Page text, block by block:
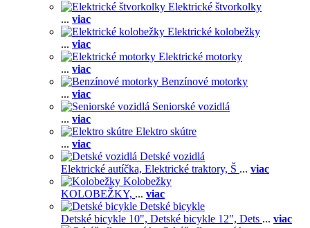
Elektrické štvorkolky
... viac
Elektrické kolobežky
... viac
Elektrické motorky
... viac
Benzínové motorky
... viac
Seniorské vozidlá
... viac
Elektro skútre
... viac
Detské vozidlá
Elektrické autíčka, Elektrické traktory, Š ... viac
Kolobežky
KOLOBEŽKY, ... viac
Detské bicykle
Detské bicykle 10", Detské bicykle 12", Dets ... viac